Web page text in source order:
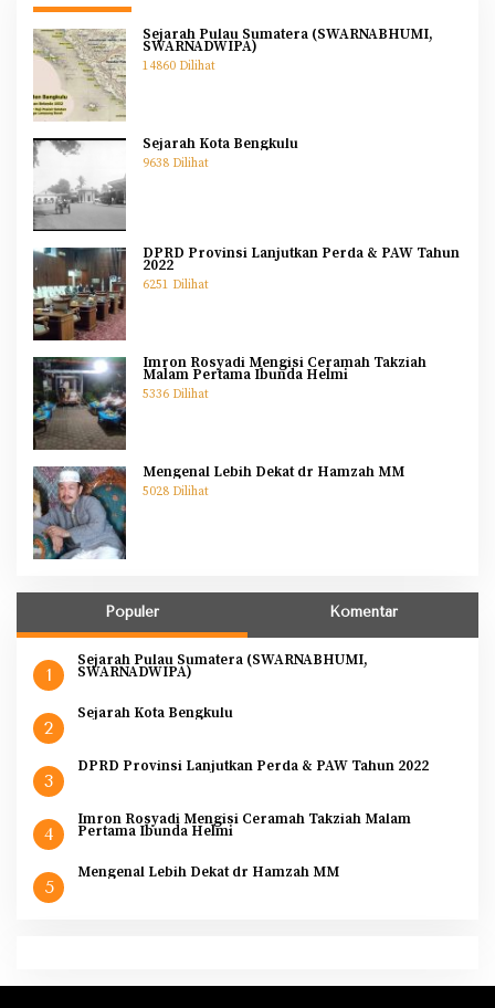
Sejarah Pulau Sumatera (SWARNABHUMI,
SWARNADWIPA)
14860 Dilihat
Sejarah Kota Bengkulu
9638 Dilihat
DPRD Provinsi Lanjutkan Perda & PAW Tahun
2022
6251 Dilihat
Imron Rosyadi Mengisi Ceramah Takziah
Malam Pertama Ibunda Helmi
5336 Dilihat
Mengenal Lebih Dekat dr Hamzah MM
5028 Dilihat
Populer Komentar
1
Sejarah Pulau Sumatera (SWARNABHUMI,
SWARNADWIPA)
2
Sejarah Kota Bengkulu
3
DPRD Provinsi Lanjutkan Perda & PAW Tahun 2022
4
Imron Rosyadi Mengisi Ceramah Takziah Malam
Pertama Ibunda Helmi
5
Mengenal Lebih Dekat dr Hamzah MM